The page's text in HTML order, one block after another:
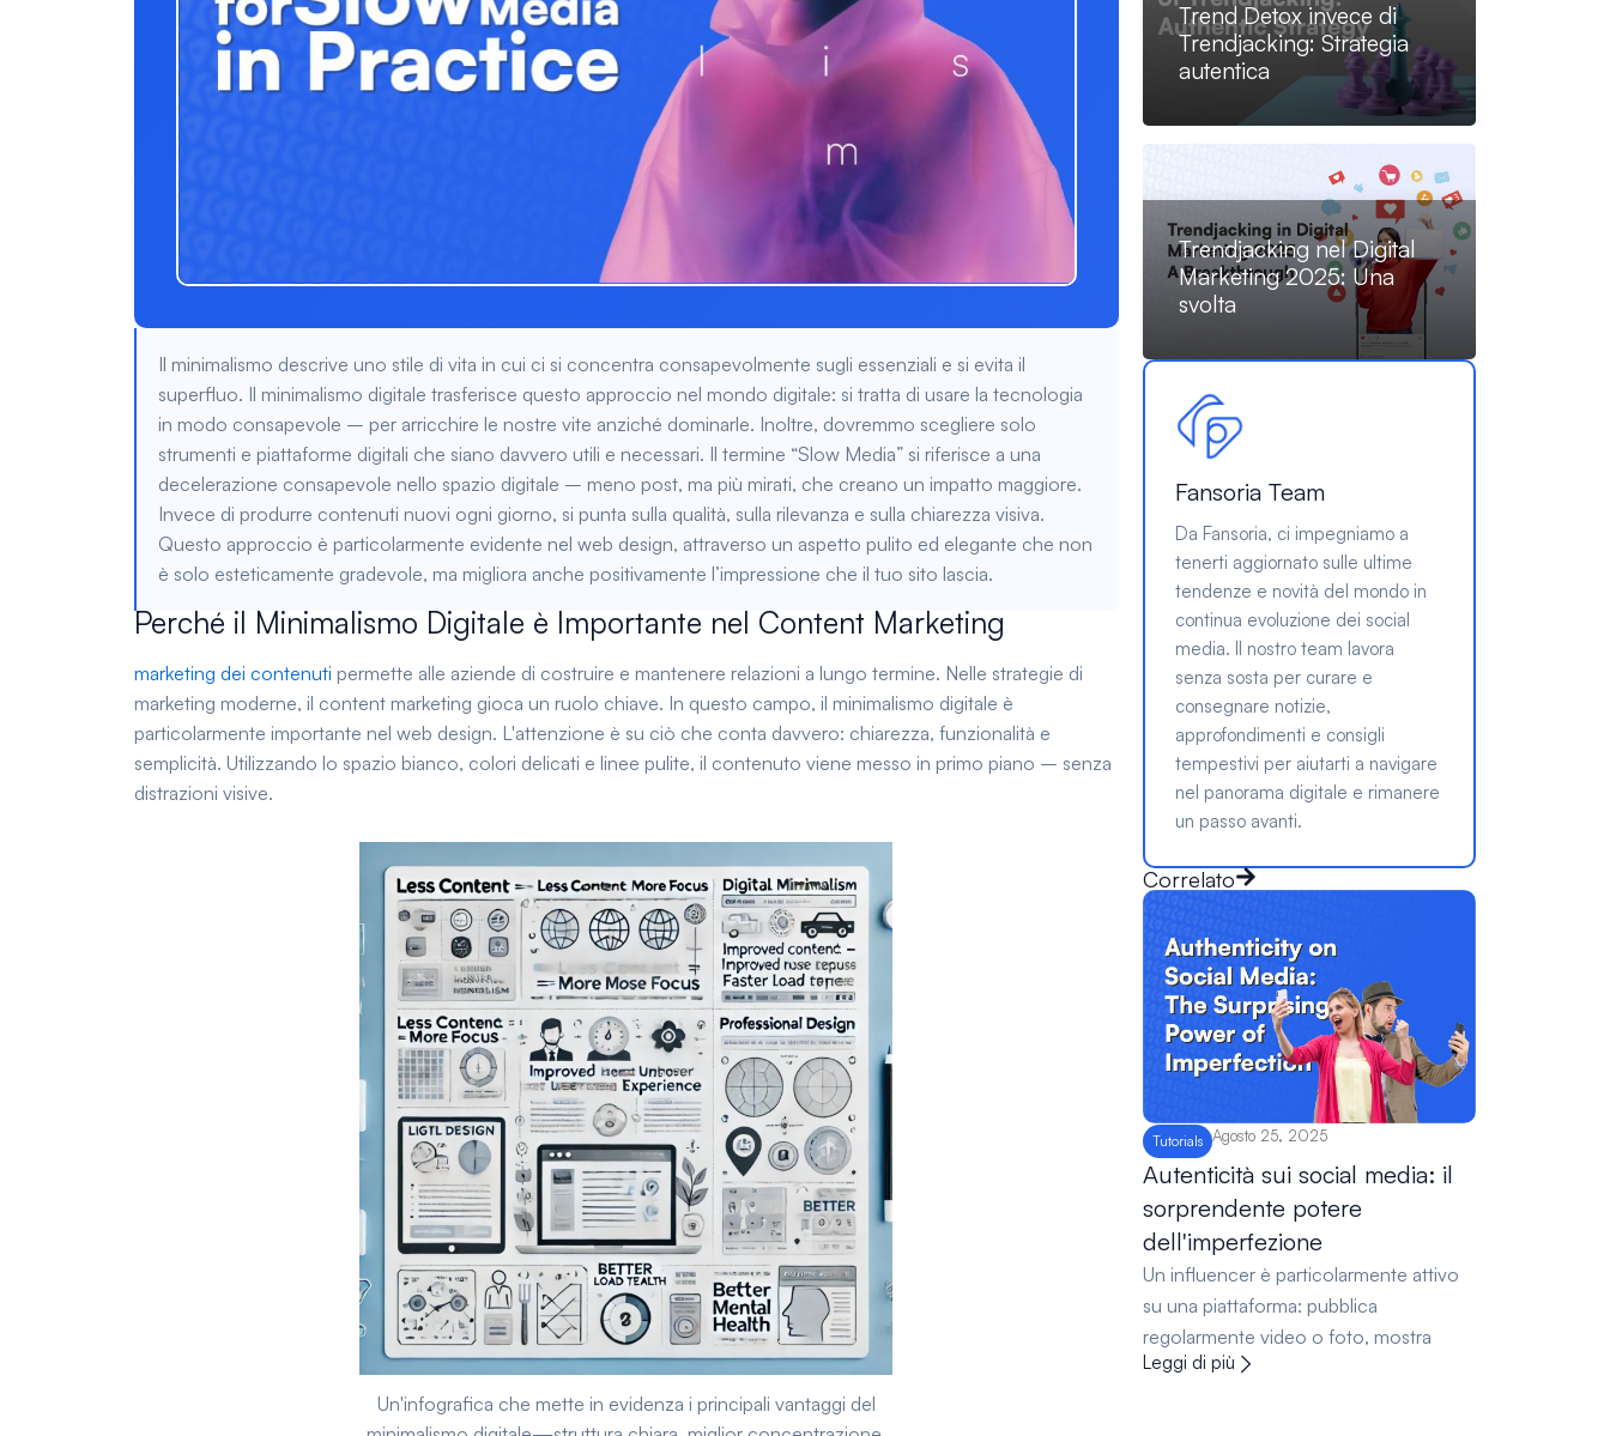
Il minimalismo descrive uno stile di vita in cui ci si concentra consapevolmente sugli essenziali e si evita il
superfluo. Il minimalismo digitale trasferisce questo approccio nel mondo digitale: si tratta di usare la tecnologia
in modo consapevole – per arricchire le nostre vite anziché dominarle. Inoltre, dovremmo scegliere solo
strumenti e piattaforme digitali che siano davvero utili e necessari. Il termine “Slow Media” si riferisce a una
decelerazione consapevole nello spazio digitale – meno post, ma più mirati, che creano un impatto maggiore.
Invece di produrre contenuti nuovi ogni giorno, si punta sulla qualità, sulla rilevanza e sulla chiarezza visiva.
Questo approccio è particolarmente evidente nel web design, attraverso un aspetto pulito ed elegante che non
è solo esteticamente gradevole, ma migliora anche positivamente l’impressione che il tuo sito lascia.
Perché il Minimalismo Digitale è Importante nel Content Marketing
marketing dei contenuti permette alle aziende di costruire e mantenere relazioni a lungo termine. Nelle strategie di
marketing moderne, il content marketing gioca un ruolo chiave. In questo campo, il minimalismo digitale è
particolarmente importante nel web design. L'attenzione è su ciò che conta davvero: chiarezza, funzionalità e
semplicità. Utilizzando lo spazio bianco, colori delicati e linee pulite, il contenuto viene messo in primo piano – senza
distrazioni visive.
Un'infografica che mette in evidenza i principali vantaggi del
Trend Detox invece di
Trendjacking: Strategia
autentica
Trendjacking nel Digital
Marketing 2025: Una
svolta
Fansoria Team
Da Fansoria, ci impegniamo a
tenerti aggiornato sulle ultime
tendenze e novità del mondo in
continua evoluzione dei social
media. Il nostro team lavora
senza sosta per curare e
consegnare notizie,
approfondimenti e consigli
tempestivi per aiutarti a navigare
nel panorama digitale e rimanere
un passo avanti.
Correlato
Tutorials Agosto 25, 2025
Autenticità sui social media: il
sorprendente potere
dell'imperfezione
Un influencer è particolarmente attivo
su una piattaforma: pubblica
regolarmente video o foto, mostra
Leggi di più